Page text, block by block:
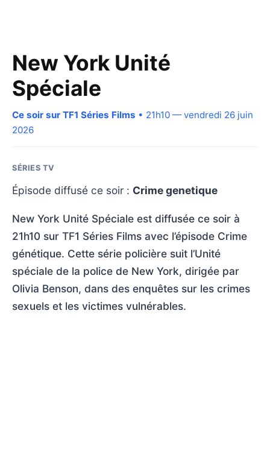
New York Unité
Spéciale
Ce soir sur TF1 Séries Films • 21h10 — vendredi 26 juin
2026
SÉRIES TV
Épisode diffusé ce soir : Crime genetique
New York Unité Spéciale est diffusée ce soir à
21h10 sur TF1 Séries Films avec l’épisode Crime
génétique. Cette série policière suit l’Unité
spéciale de la police de New York, dirigée par
Olivia Benson, dans des enquêtes sur les crimes
sexuels et les victimes vulnérables.